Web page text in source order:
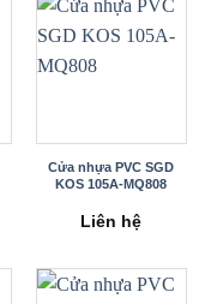
Cửa nhựa PVC SGD
KOS 105A-MQ808
Liên hệ